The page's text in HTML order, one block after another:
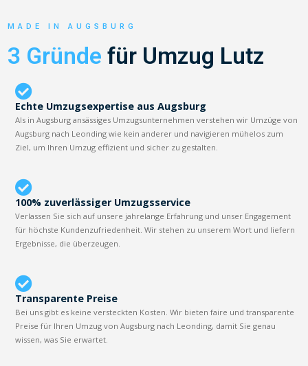
MADE IN AUGSBURG
3 Gründe für Umzug Lutz
Echte Umzugsexpertise aus Augsburg
Als in Augsburg ansässiges Umzugsunternehmen verstehen wir Umzüge von
Augsburg nach Leonding wie kein anderer und navigieren mühelos zum
Ziel, um Ihren Umzug effizient und sicher zu gestalten.
100% zuverlässiger Umzugsservice
Verlassen Sie sich auf unsere jahrelange Erfahrung und unser Engagement
für höchste Kundenzufriedenheit. Wir stehen zu unserem Wort und liefern
Ergebnisse, die überzeugen.
Transparente Preise
Bei uns gibt es keine versteckten Kosten. Wir bieten faire und transparente
Preise für Ihren Umzug von Augsburg nach Leonding, damit Sie genau
wissen, was Sie erwartet.